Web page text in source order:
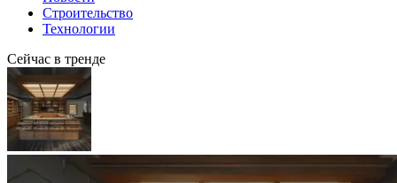
Строительство
Технологии
Сейчас в тренде